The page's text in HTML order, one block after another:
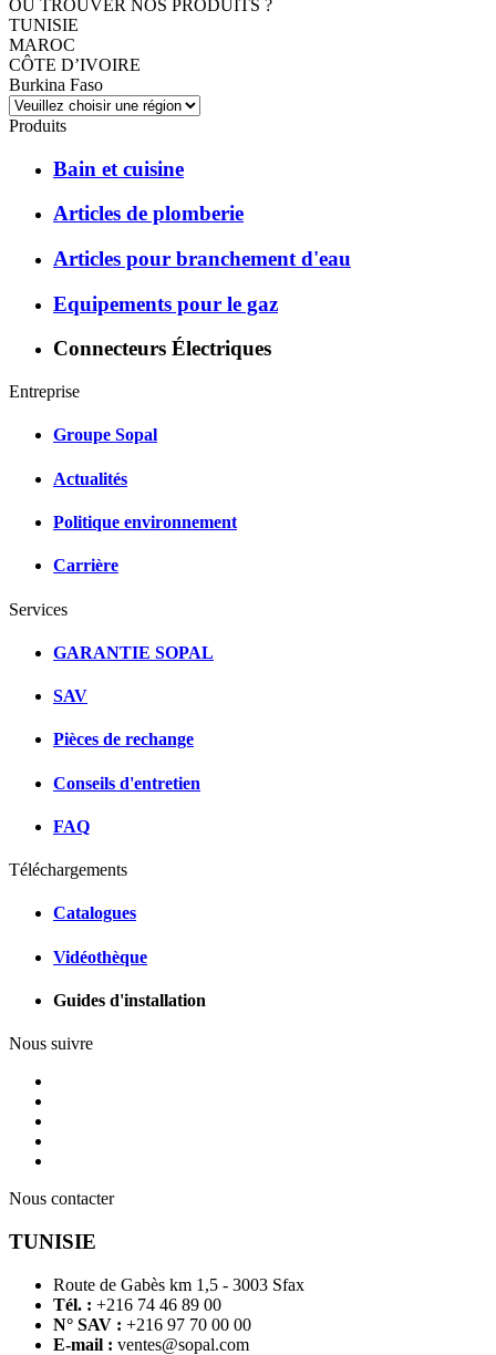
OÙ TROUVER NOS PRODUITS ?
TUNISIE
MAROC
CÔTE D’IVOIRE
Burkina Faso
Produits
Bain et cuisine
Articles de plomberie
Articles pour branchement d'eau
Equipements pour le gaz
Connecteurs Électriques
Entreprise
Groupe Sopal
Actualités
Politique environnement
Carrière
Services
GARANTIE SOPAL
SAV
Pièces de rechange
Conseils d'entretien
FAQ
Téléchargements
Catalogues
Vidéothèque
Guides d'installation
Nous suivre
Nous contacter
TUNISIE
Route de Gabès km 1,5 - 3003 Sfax
Tél. : +216 74 46 89 00
N° SAV : +216 97 70 00 00
E-mail : ventes@sopal.com